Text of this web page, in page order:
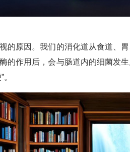
的原因。我们的消化道从食道、
的作用后，会与肠道内的细菌发